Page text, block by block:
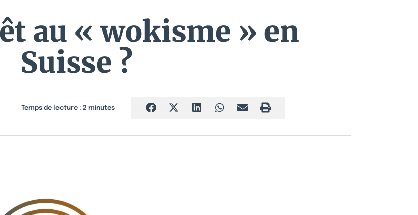
au « wokisme » en
Suisse ?
Temps de lecture : 2 minutes